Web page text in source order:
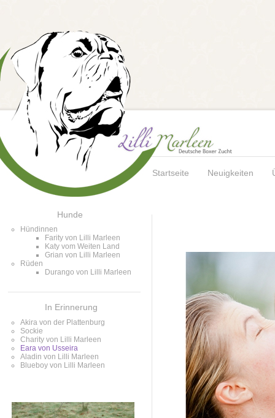
Hunde
Hündinnen
Farity von Lilli Marleen
Katy vom Weiten Land
Grian von Lilli Marleen
Rüden
Durango von Lilli Marleen
In Erinnerung
Akira von der Plattenburg
Sockie
Charity von Lilli Marleen
Eara von Usseira
Aladin von Lilli Marleen
Blueboy von Lilli Marleen
Startseite Neuigkeiten